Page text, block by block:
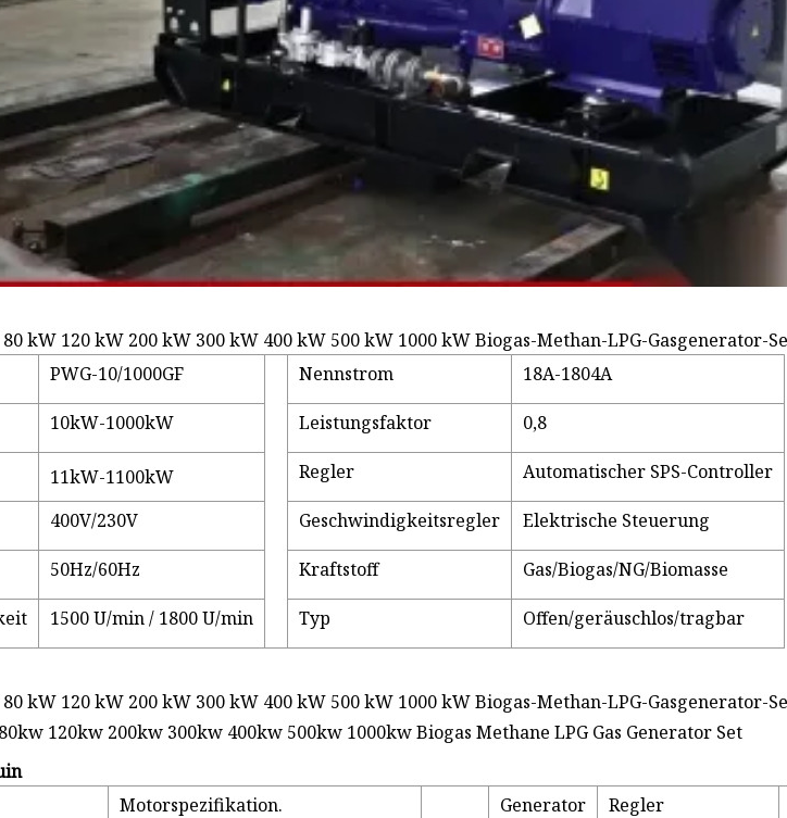
kW 120 kW 200 kW 300 kW 400 kW 500 kW 1000 kW Biogas-Methan-LPG-Gasgenerator-
PWG-10/1000GF Nennstrom 18A-1804A
10kW-1000kW Leistungsfaktor 0,8
11kW-1100kW Regler Automatischer SPS-Controller
400V/230V Geschwindigkeitsregler Elektrische Steuerung
50Hz/60Hz Kraftstoff Gas/Biogas/NG/Biomasse
1500 U/min / 1800 U/min Typ Offen/geräuschlos/tragbar
kW 120 kW 200 kW 300 kW 400 kW 500 kW 1000 kW Biogas-Methan-LPG-Gasgenerator-
Motorspezifikation. Generator Regler